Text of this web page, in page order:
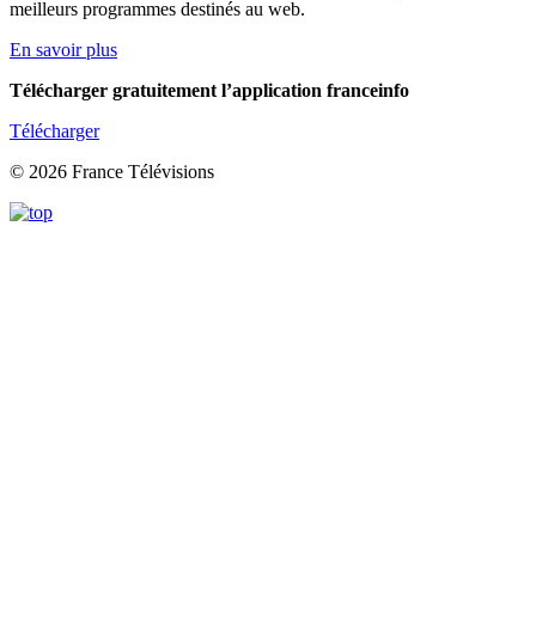
meilleurs programmes destinés au web.
En savoir plus
Télécharger gratuitement l’application franceinfo
Télécharger
© 2026 France Télévisions